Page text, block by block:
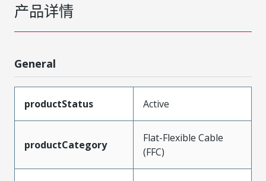
产品详情
General
productStatus Active
productCategory
Flat-Flexible Cable
(FFC)